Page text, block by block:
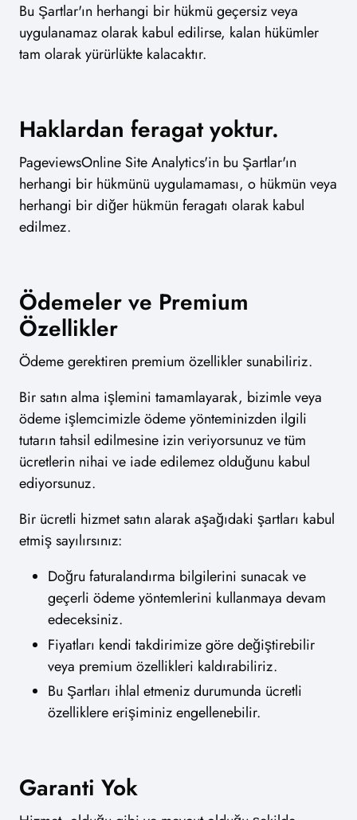
Bu Şartlar'ın herhangi bir hükmü geçersiz veya
uygulanamaz olarak kabul edilirse, kalan hükümler
tam olarak yürürlükte kalacaktır.
Haklardan feragat yoktur.
PageviewsOnline Site Analytics'in bu Şartlar'ın
herhangi bir hükmünü uygulamaması, o hükmün veya
herhangi bir diğer hükmün feragatı olarak kabul
edilmez.
Ödemeler ve Premium
Özellikler
Ödeme gerektiren premium özellikler sunabiliriz.
Bir satın alma işlemini tamamlayarak, bizimle veya
ödeme işlemcimizle ödeme yönteminizden ilgili
tutarın tahsil edilmesine izin veriyorsunuz ve tüm
ücretlerin nihai ve iade edilemez olduğunu kabul
ediyorsunuz.
Bir ücretli hizmet satın alarak aşağıdaki şartları kabul
etmiş sayılırsınız:
Doğru faturalandırma bilgilerini sunacak ve
geçerli ödeme yöntemlerini kullanmaya devam
edeceksiniz.
Fiyatları kendi takdirimize göre değiştirebilir
veya premium özellikleri kaldırabiliriz.
Bu Şartları ihlal etmeniz durumunda ücretli
özelliklere erişiminiz engellenebilir.
Garanti Yok